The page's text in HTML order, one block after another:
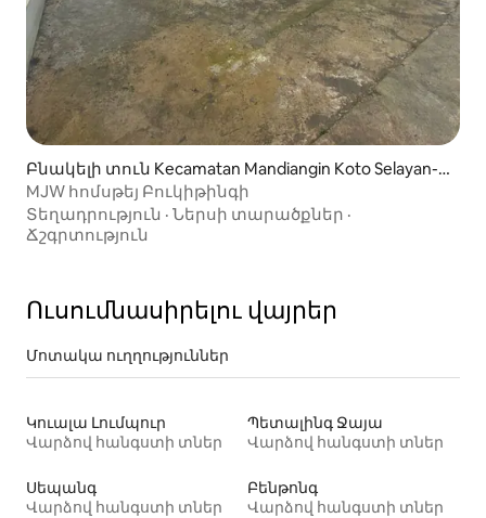
Բնակելի տուն Kecamatan Mandiangin Koto Selayan-ո
ւմ
MJW հոմսթեյ Բուկիթինգի
Տեղադրություն · Ներսի տարածքներ ·
Ճշգրտություն
Ուսումնասիրելու վայրեր
Մոտակա ուղղություններ
Կուալա Լումպուր
Վարձով հանգստի տներ
Պետալինգ Ջայա
Վարձով հանգստի տներ
Սեպանգ
Վարձով հանգստի տներ
Բենթոնգ
Վարձով հանգստի տներ